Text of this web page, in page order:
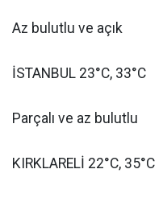
Az bulutlu ve açık
İSTANBUL 23°C, 33°C
Parçalı ve az bulutlu
KIRKLARELİ 22°C, 35°C